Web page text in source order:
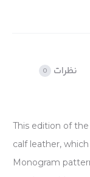
نظرات 0
This edition of
calf leather,
Monogram